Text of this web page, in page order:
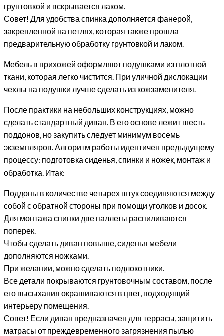
грунтовкой и вскрывается лаком.
Совет! Для удобства спинка дополняется фанерой,
закрепленной на петлях, которая также прошла
предварительную обработку грунтовкой и лаком.
Мебель в прихожей оформляют подушками из плотной
ткани, которая легко чистится. При уличной дислокации
чехлы на подушки лучше сделать из кожзаменителя.
После практики на небольших конструкциях, можно
сделать стандартный диван. В его основе лежит шесть
поддонов, но закупить следует минимум восемь
экземпляров. Алгоритм работы идентичен предыдущему
процессу: подготовка сиденья, спинки и ножек, монтаж и
обработка. Итак:
Поддоны в количестве четырех штук соединяются между
собой с обратной стороны при помощи уголков и досок.
Для монтажа спинки две паллеты распиливаются
поперек.
Чтобы сделать диван повыше, сиденья мебели
дополняются ножками.
При желании, можно сделать подлокотники.
Все детали покрываются грунтовочным составом, после
его высыхания окрашиваются в цвет, подходящий
интерьеру помещения.
Совет! Если диван предназначен для террасы, защитить
матрасы от преждевременного загрязнения пылью